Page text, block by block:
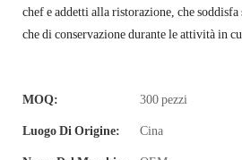
chef e addetti alla ristorazione, che
che di conservazione durante le attività in
MOQ: 300 pezzi
Luogo Di Origine: Cina